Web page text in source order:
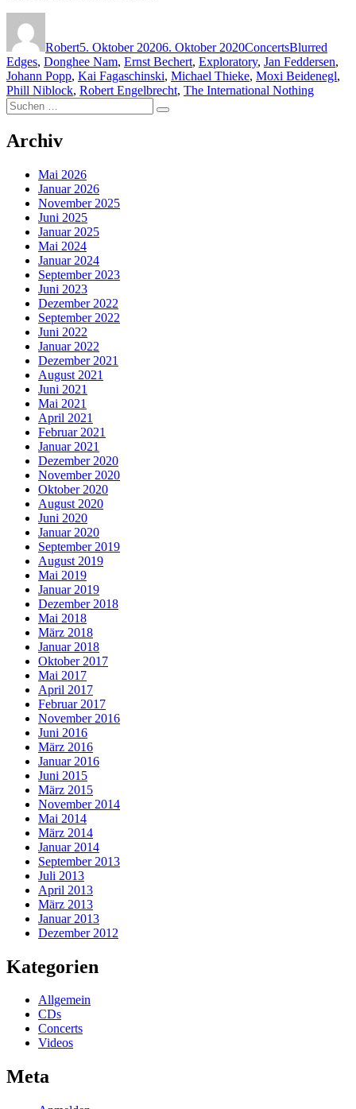
Robert5. Oktober 20206. Oktober 2020ConcertsBlurred
Edges, Donghee Nam, Ernst Bechert, Exploratory, Jan Feddersen,
Johann Popp, Kai Fagaschinski, Michael Thieke, Moxi Beidenegl,
Phill Niblock, Robert Engelbrecht, The International Nothing
Suchen
nach:
Suchen
Archiv
Mai 2026
Januar 2026
November 2025
Juni 2025
Januar 2025
Mai 2024
Januar 2024
September 2023
Juni 2023
Dezember 2022
September 2022
Juni 2022
Januar 2022
Dezember 2021
August 2021
Juni 2021
Mai 2021
April 2021
Februar 2021
Januar 2021
Dezember 2020
November 2020
Oktober 2020
August 2020
Juni 2020
Januar 2020
September 2019
August 2019
Mai 2019
Januar 2019
Dezember 2018
Mai 2018
März 2018
Januar 2018
Oktober 2017
Mai 2017
April 2017
Februar 2017
November 2016
Juni 2016
März 2016
Januar 2016
Juni 2015
März 2015
November 2014
Mai 2014
März 2014
Januar 2014
September 2013
Juli 2013
April 2013
März 2013
Januar 2013
Dezember 2012
Kategorien
Allgemein
CDs
Concerts
Videos
Meta